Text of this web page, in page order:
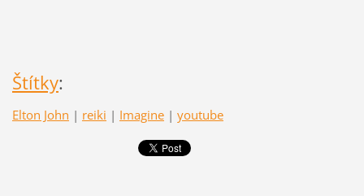
Štítky:
Elton John | reiki | Imagine | youtube